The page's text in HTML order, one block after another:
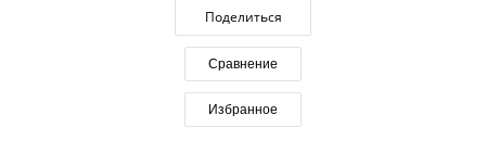
Поделиться
Сравнение
Избранное